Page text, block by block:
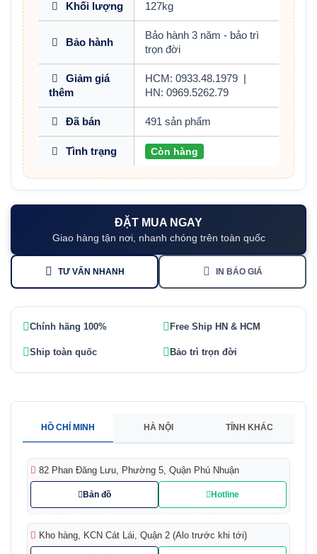
Khối lượng 127kg
Bảo hành
Bảo hành 3 năm - bảo trì
trọn đời
Giảm giá
thêm
HCM: 0933.48.1979
HN: 0969.5262.79
Đã bán 491 sản phẩm
Tình trạng Còn hàng
ĐẶT MUA NGAY
Giao hàng tận nơi, nhanh chóng trên toàn quốc
TƯ VẤN NHANH IN BÁO GIÁ
Chính hãng 100% Free Ship HN & HCM
Ship toàn quốc Bảo trì trọn đời
HỒ CHÍ MINH HÀ NỘI TỈNH KHÁC
82 Phan Đăng Lưu, Phường 5, Quận Phú Nhuận
Bản đồ Hotline
Kho hàng, KCN Cát Lái, Quận 2 (Alo trước khi tới)